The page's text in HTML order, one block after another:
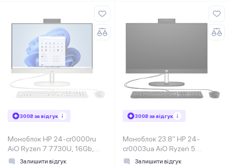
300₴ за відгук
Моноблок HP 24-cr0000ru
AiO Ryzen 7 7730U, 16Gb,
SSD512Gb, WiFi, Cam, KBD,
Залишити відгук
300₴ за відгук
Моноблок 23.8" HP 24-
cr0003ua AiO Ryzen 5
7520U, 16Gb, SSD512Gb,
Залишити відгук